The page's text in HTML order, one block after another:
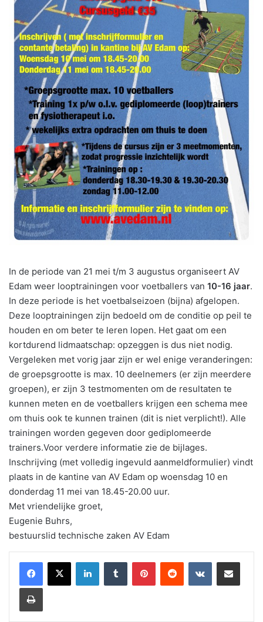
In de periode van 21 mei t/m 3 augustus organiseert AV
Edam weer looptrainingen voor voetballers van 10-16 jaar.
In deze periode is het voetbalseizoen (bijna) afgelopen.
Deze looptrainingen zijn bedoeld om de conditie op peil te
houden en om beter te leren lopen. Het gaat om een
kortdurend lidmaatschap: opzeggen is dus niet nodig.
Vergeleken met vorig jaar zijn er wel enige veranderingen:
de groepsgrootte is max. 10 deelnemers (er zijn meerdere
groepen), er zijn 3 testmomenten om de resultaten te
kunnen meten en de voetballers krijgen een schema mee
om thuis ook te kunnen trainen (dit is niet verplicht!). Alle
trainingen worden gegeven door gediplomeerde
trainers.Voor verdere informatie zie de bijlages.
Inschrijving (met volledig ingevuld aanmeldformulier) vindt
plaats in de kantine van AV Edam op woensdag 10 en
donderdag 11 mei van 18.45-20.00 uur.
Met vriendelijke groet,
Eugenie Buhrs,
bestuurslid technische zaken AV Edam
LinkedInTumblr PinterestReddit VKontakteShare via Email
Print